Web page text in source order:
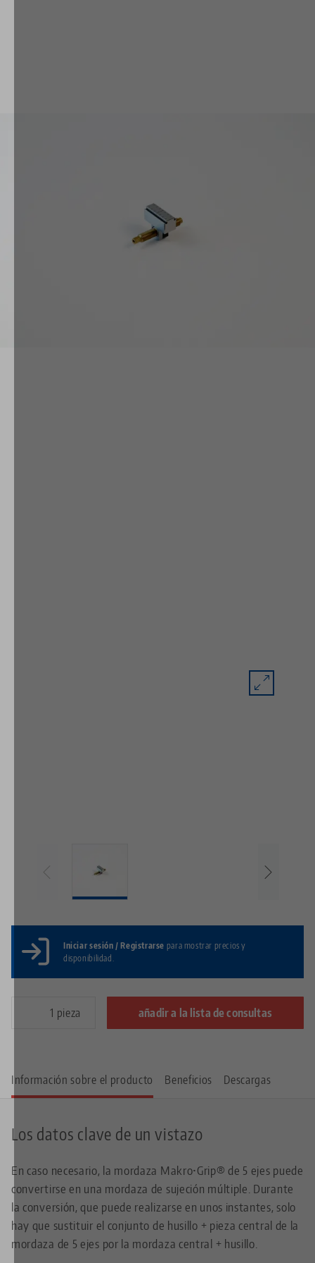
Iniciar sesión / Registrarse para mostrar precios y
disponibilidad.
pieza añadir a la lista de consultas
Información sobre el producto Beneficios Descargas
Los datos clave de un vistazo
En caso necesario, la mordaza Makro•Grip® de 5 ejes puede
convertirse en una mordaza de sujeción múltiple. Durante
la conversión, que puede realizarse en unos instantes, solo
hay que sustituir el conjunto de husillo + pieza central de la
mordaza de 5 ejes por la mordaza central + husillo.